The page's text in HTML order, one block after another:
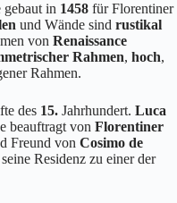
in 1458 für Florentiner
und Wände sind rustikal
von Renaissance
Rahmen, hoch,
Rahmen.
des 15. Jahrhundert. Luca
beauftragt von Florentiner
Freund von Cosimo de
Residenz zu einer der